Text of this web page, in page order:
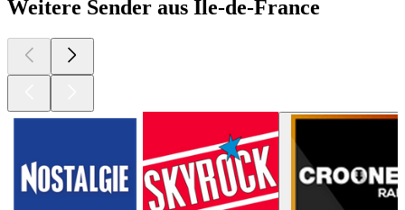
Weitere Sender aus Île-de-France